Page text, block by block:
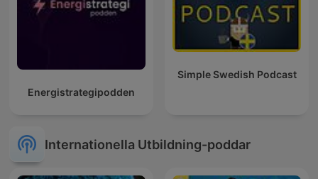
Energistrategipodden
Simple Swedish Podcast
Internationella Utbildning-poddar